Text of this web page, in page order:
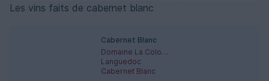
Les vins faits de cabernet blanc
Cabernet Blanc
Domaine La Colombette
Languedoc
Cabernet Blanc